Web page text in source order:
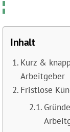
Inhalt
Kurz &
Arbeitgeber
Fristlose